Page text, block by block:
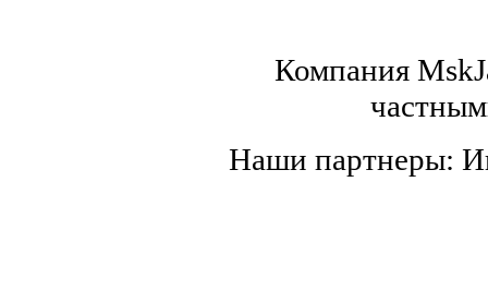
Компания
Наши партнеры: